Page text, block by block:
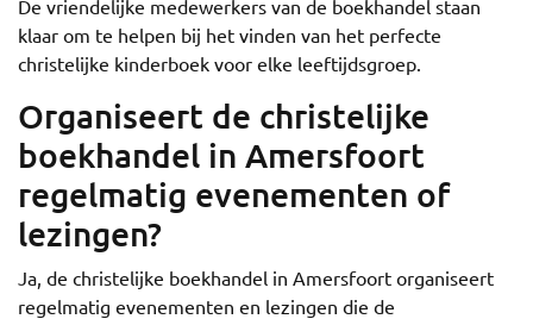
De vriendelijke medewerkers van de boekhandel staan
klaar om te helpen bij het vinden van het perfecte
christelijke kinderboek voor elke leeftijdsgroep.
Organiseert de christelijke
boekhandel in Amersfoort
regelmatig evenementen of
lezingen?
Ja, de christelijke boekhandel in Amersfoort organiseert
regelmatig evenementen en lezingen die de